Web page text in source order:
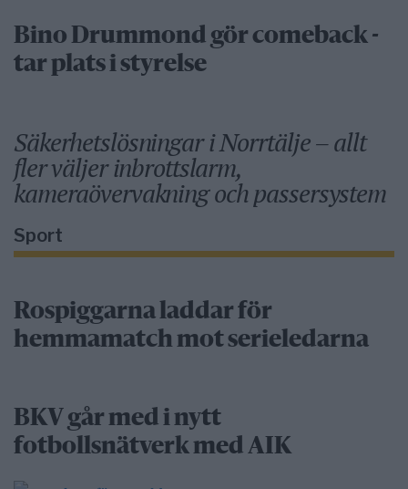
Bino Drummond gör comeback -
tar plats i styrelse
Säkerhetslösningar i Norrtälje – allt
fler väljer inbrottslarm,
kameraövervakning och passersystem
Sport
Rospiggarna laddar för
hemmamatch mot serieledarna
BKV går med i nytt
fotbollsnätverk med AIK